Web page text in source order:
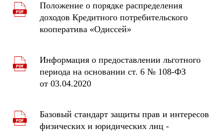
Положение о порядке распределения
доходов Кредитного потребительского
кооператива «Одиссей»
Информация о предоставлении льготного
периода на основании ст. 6 № 108-ФЗ
от 03.04.2020
Базовый стандарт защиты прав и интересов
физических и юридических лиц -